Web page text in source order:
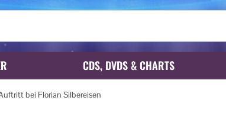
CDS, DVDS & CHARTS
bei Florian Silbereisen